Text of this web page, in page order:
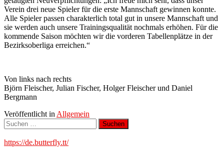
Verein drei neue Spieler für die erste Mannschaft gewinnen konnte.
Alle Spieler passen charakterlich total gut in unsere Mannschaft und
sie werden auch unsere Trainingsqualität nochmals erhöhen. Für die
kommende Saison möchten wir die vorderen Tabellenplätze in der
Bezirksoberliga erreichen.“
Von links nach rechts
Björn Fleischer, Julian Fischer, Holger Fleischer und Daniel
Bergmann
Veröffentlicht in Allgemein
Suchen
nach:
https://de.butterfly.tt/